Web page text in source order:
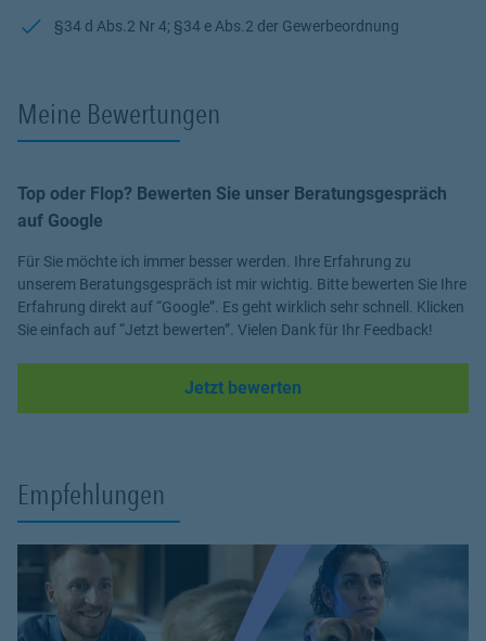
§34 d Abs.2 Nr 4; §34 e Abs.2 der Gewerbeordnung
Meine Bewertungen
Top oder Flop? Bewerten Sie unser Beratungsgespräch
auf Google
Für Sie möchte ich immer besser werden. Ihre Erfahrung zu
unserem Beratungsgespräch ist mir wichtig. Bitte bewerten Sie Ihre
Erfahrung direkt auf “Google”. Es geht wirklich sehr schnell. Klicken
Sie einfach auf “Jetzt bewerten”. Vielen Dank für Ihr Feedback!
Jetzt bewerten
Empfehlungen